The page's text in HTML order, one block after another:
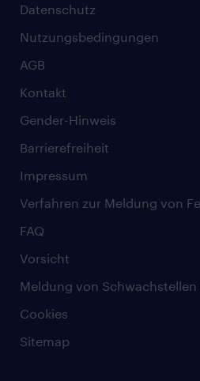
Datenschutz
Nutzungsbedingungen
AGB
Kontakt
Gender-Hinweis
Barrierefreiheit
Impressum
Verfahren zur Meldung von
FAQ
Vorsicht
Meldung von
Cookies
Sitemap